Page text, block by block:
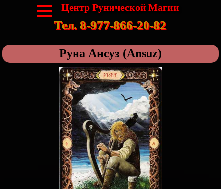
Тел. 8-977-866-20-82
Центр Рунической Магии
Руна Ансуз (Ansuz)